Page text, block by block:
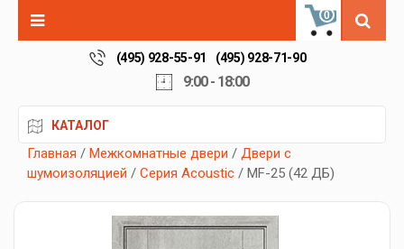
0
(495) 928-55-91 (495) 928-71-90
9:00 - 18:00
КАТАЛОГ
Главная / Межкомнатные двери / Двери с
шумоизоляцией / Серия Acoustic / MF-25 (42 ДБ)